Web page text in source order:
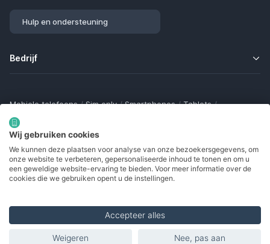
Hulp en ondersteuning
Bedrijf
Mobiele telefoons / Sim only / Smartphones / Tablets /
Smartwatches
Bluetooth trackers / Opladers
Samsung Galaxy
Gamingtelefoons / Foldables / Robuuste telefoons /
Seniorentelefoons / Waterdichte telefoons / Refurbished
Wij gebruiken cookies
We kunnen deze plaatsen voor analyse van onze bezoekersgegevens, om
onze website te verbeteren, gepersonaliseerde inhoud te tonen en om u
een geweldige website-ervaring te bieden. Voor meer informatie over de
cookies die we gebruiken opent u de instellingen.
Accepteer alles
Weigeren Nee, pas aan